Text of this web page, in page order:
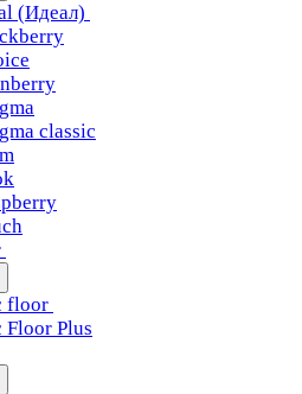
(Идеал)
classic
floor
Floor Plus